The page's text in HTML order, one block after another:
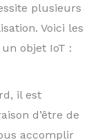
plusieurs
Voici les
un objet IoT :
il est
d’être de
accomplir